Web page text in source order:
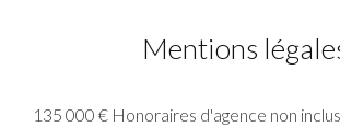
Mentions
135 000 € Honoraires d'agence non inclus